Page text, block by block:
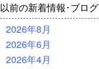
以前の新着情報･ブログ
2026年8月
2026年6月
2026年4月